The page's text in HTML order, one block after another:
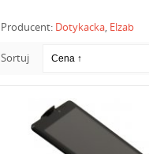
Producent: Dotykacka, Elzab
Sortuj